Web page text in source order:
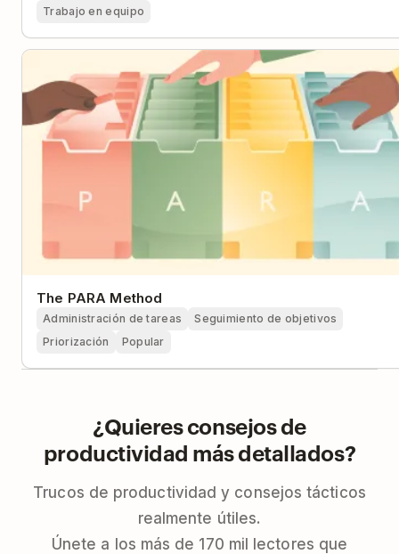
Trabajo en equipo
The PARA Method
Administración de tareas
Seguimiento de objetivos
Priorización
Popular
¿Quieres consejos de
productividad más detallados?
Trucos de productividad y consejos tácticos
realmente útiles.
Únete a los más de 170 mil lectores que